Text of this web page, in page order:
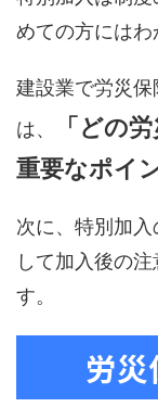
めての方にはわ
建設業で労災
は、
「どの
重要なポイ
次に、特別加
して加入後の
す。
労